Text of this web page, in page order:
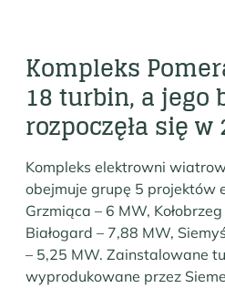
Kompleks
18 turbin, a jego
rozpoczęła się
Kompleks elektrowni
obejmuje grupę 5 projektów
Grzmiąca – 6 MW,
Białogard – 7,88 MW,
– 5,25 MW. Zainstalowane
wyprodukowane przez